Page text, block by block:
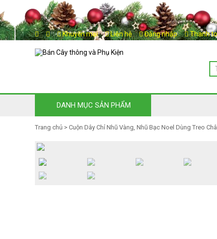
Khuyến mại Liên hệ Đăng nhập Thanh
Trang chủ > Cuộn Dây Chỉ Nhũ Vàng, Nhũ Bạc Noel Dùng Treo
DANH MỤC SẢN PHẨM